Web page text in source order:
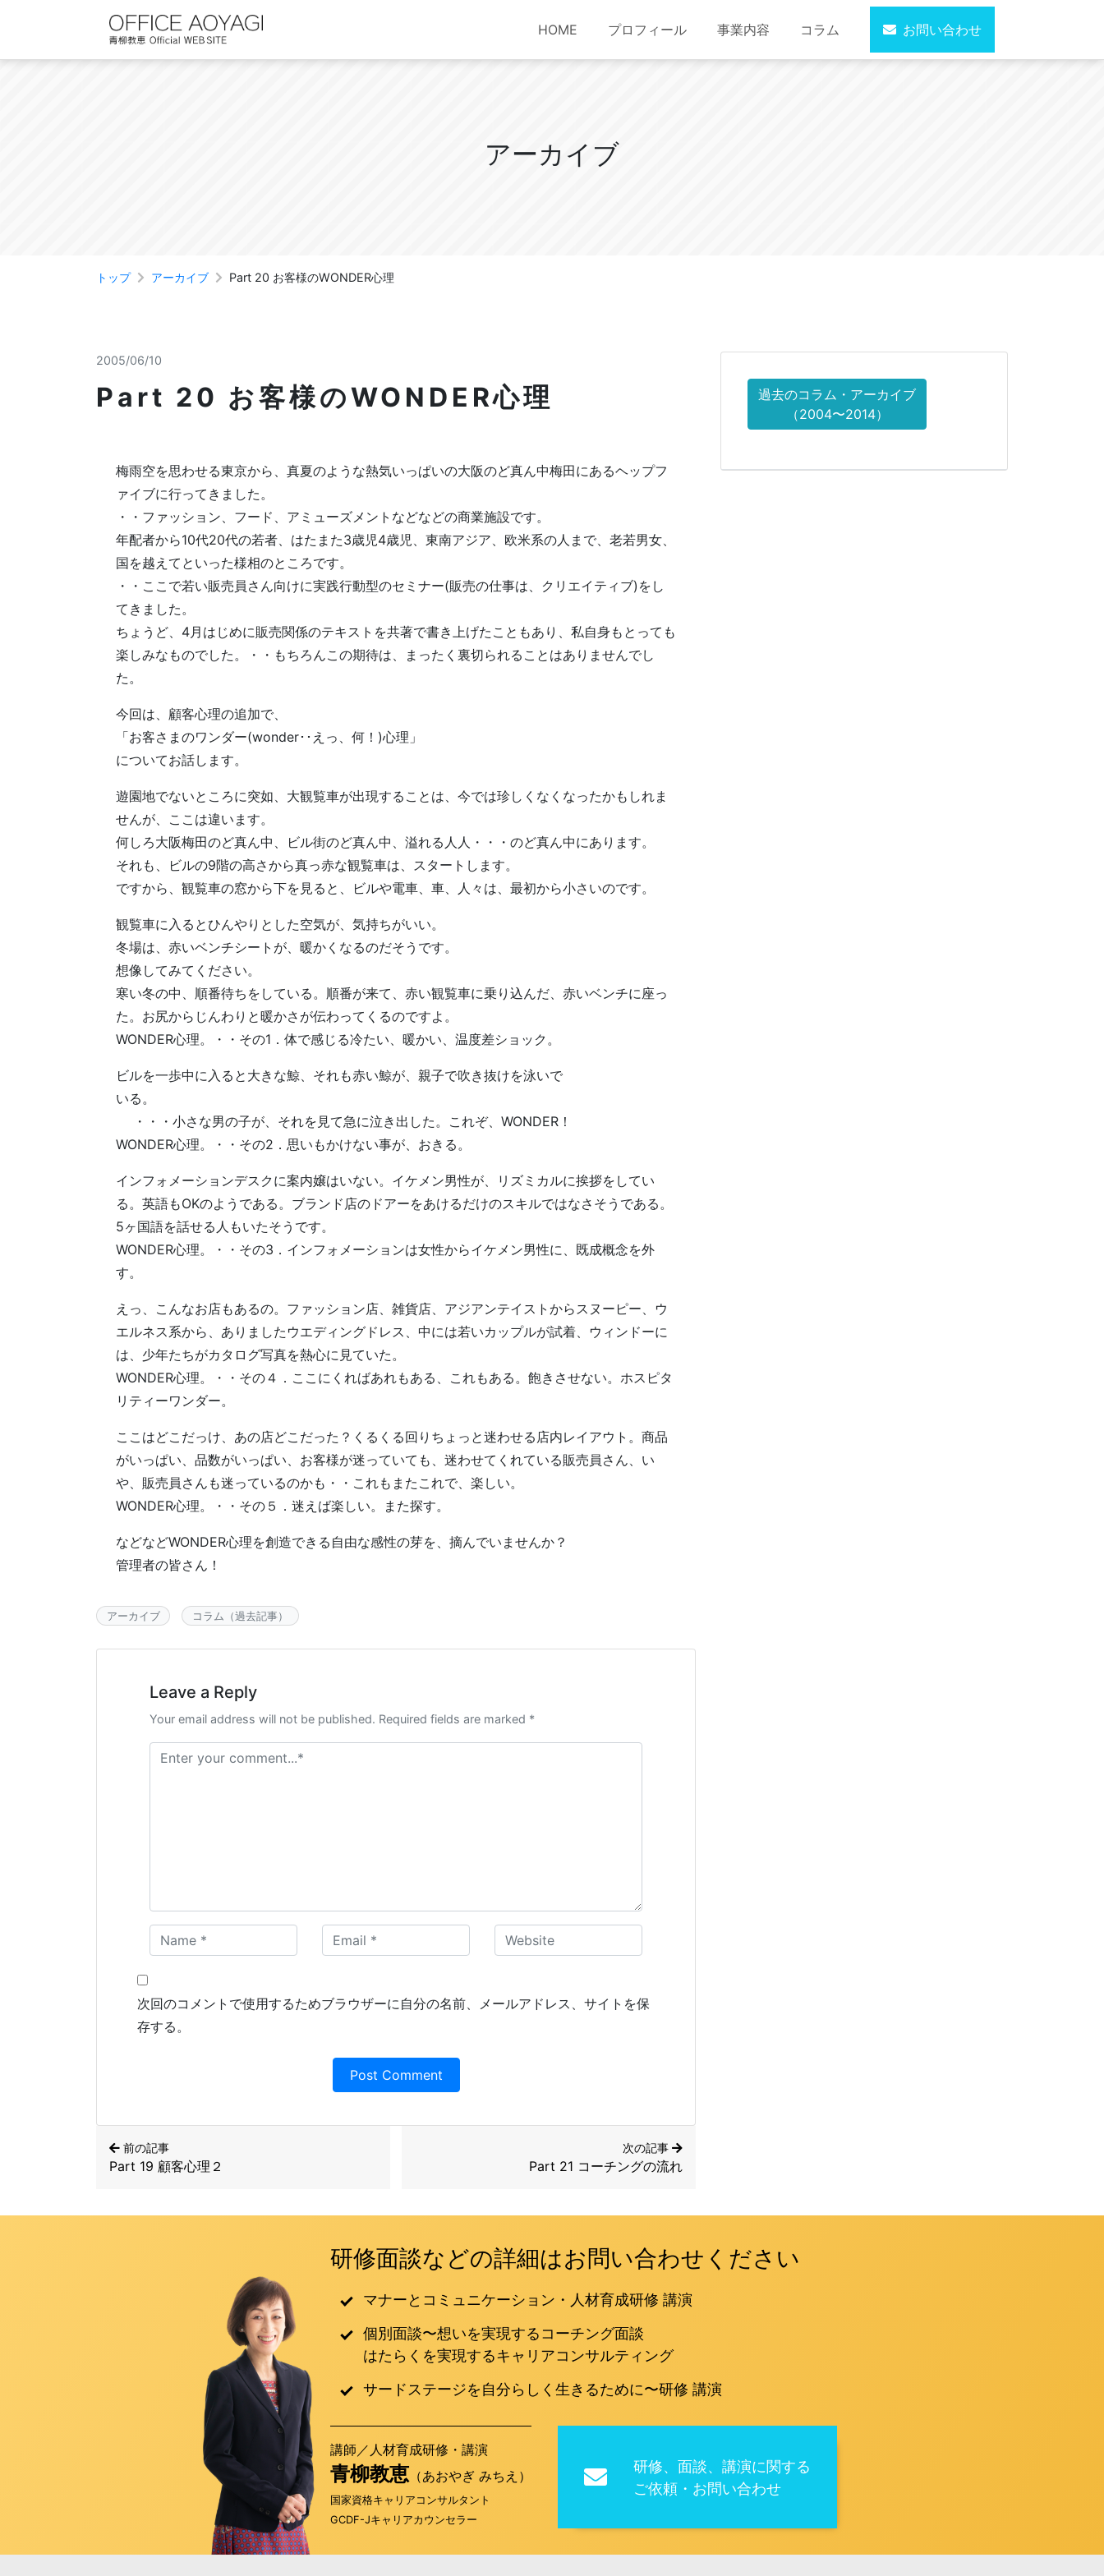
HOME プロフィール 事業内容 コラム お問い合わせ
アーカ イ ブ
トップ アーカイブ Part 20 お客様のWONDER心理
2005/06/10
Part 20 お客様のWONDER心理
梅雨空を思わせる東京から、真夏のような熱気いっぱいの大阪のど真ん中梅田にあるヘップフ
ァイブに行ってきました。
・・ファッション、フード、アミューズメントなどなどの商業施設です。
年配者から10代20代の若者、はたまた3歳児4歳児、東南アジア、欧米系の人まで、老若男女、
国を越えてといった様相のところです。
・・ここで若い販売員さん向けに実践行動型のセミナー(販売の仕事は、クリエイティブ)をし
てきました。
ちょうど、4月はじめに販売関係のテキストを共著で書き上げたこともあり、私自身もとっても
楽しみなものでした。・・もちろんこの期待は、まったく裏切られることはありませんでし
た。
今回は、顧客心理の追加で、
「お客さまのワンダー(wonder･･えっ、何！)心理」
についてお話します。
遊園地でないところに突如、大観覧車が出現することは、今では珍しくなくなったかもしれま
せんが、ここは違います。
何しろ大阪梅田のど真ん中、ビル街のど真ん中、溢れる人人・・・のど真ん中にあります。
それも、ビルの9階の高さから真っ赤な観覧車は、スタートします。
ですから、観覧車の窓から下を見ると、ビルや電車、車、人々は、最初から小さいのです。
観覧車に入るとひんやりとした空気が、気持ちがいい。
冬場は、赤いベンチシートが、暖かくなるのだそうです。
想像してみてください。
寒い冬の中、順番待ちをしている。順番が来て、赤い観覧車に乗り込んだ、赤いベンチに座っ
た。お尻からじんわりと暖かさが伝わってくるのですよ。
WONDER心理。・・その1．体で感じる冷たい、暖かい、温度差ショック。
ビルを一歩中に入ると大きな鯨、それも赤い鯨が、親子で吹き抜けを泳いで
いる。
・・・小さな男の子が、それを見て急に泣き出した。これぞ、WONDER！
WONDER心理。・・その2．思いもかけない事が、おきる。
インフォメーションデスクに案内嬢はいない。イケメン男性が、リズミカルに挨拶をしてい
る。英語もOKのようである。ブランド店のドアーをあけるだけのスキルではなさそうである。
5ヶ国語を話せる人もいたそうです。
WONDER心理。・・その3．インフォメーションは女性からイケメン男性に、既成概念を外
す。
えっ、こんなお店もあるの。ファッション店、雑貨店、アジアンテイストからスヌーピー、ウ
エルネス系から、ありましたウエディングドレス、中には若いカップルが試着、ウィンドーに
は、少年たちがカタログ写真を熱心に見ていた。
WONDER心理。・・その４．ここにくればあれもある、これもある。飽きさせない。ホスピタ
リティーワンダー。
ここはどこだっけ、あの店どこだった？くるくる回りちょっと迷わせる店内レイアウト。商品
がいっぱい、品数がいっぱい、お客様が迷っていても、迷わせてくれている販売員さん、い
や、販売員さんも迷っているのかも・・これもまたこれで、楽しい。
WONDER心理。・・その５．迷えば楽しい。また探す。
などなどWONDER心理を創造できる自由な感性の芽を、摘んでいませんか？
管理者の皆さん！
アーカイブ コラム（過去記事）
Leave a Reply
Your email address will not be published. Required fields are marked *
次回のコメントで使用するためブラウザーに自分の名前、メールアドレス、サイトを保
存する。
前の記事
Part 19 顧客心理２
次の記事
Part 21 コーチングの流れ
過去のコラム・アーカイブ
（2004〜2014）
研修面談などの詳細はお問い合わせください
マナーとコミュニケーション・人材育成研修 講演
個別面談〜想いを実現するコーチング面談
はたらくを実現するキャリアコンサルティング
サードステージを自分らしく生きるために〜研修 講演
講師／人材育成研修・講演
青柳教恵 （あおやぎ みちえ）
国家資格キャリアコンサルタント
GCDF-Jキャリアカウンセラー
研修、面談、講演に関する
ご依頼・お問い合わせ